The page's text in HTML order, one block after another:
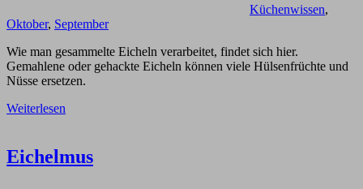
Küchenwissen,
Oktober, September
Wie man gesammelte Eicheln verarbeitet, findet sich hier.
Gemahlene oder gehackte Eicheln können viele Hülsenfrüchte und
Nüsse ersetzen.
Weiterlesen
Eichelmus